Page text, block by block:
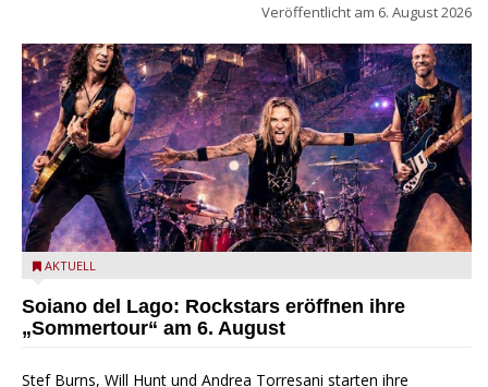
Veröffentlicht am 6. August 2026
Stef Burns, Will Hunt und Andrea Torresani im Summer Rock
AKTUELL
Soiano del Lago: Rockstars eröffnen ihre
„Sommertour“ am 6. August
Stef Burns, Will Hunt und Andrea Torresani starten ihre